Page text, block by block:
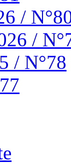
/
/
/ N°78